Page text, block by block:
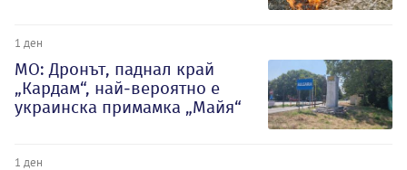
1 ден
МО: Дронът, паднал край
„Кардам“, най-вероятно е
украинска примамка „Майя“
1 ден